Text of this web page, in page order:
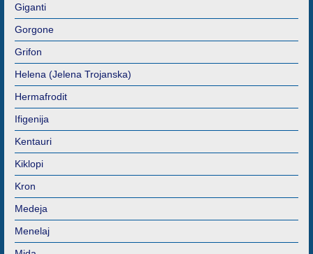
Giganti
Gorgone
Grifon
Helena (Jelena Trojanska)
Hermafrodit
Ifigenija
Kentauri
Kiklopi
Kron
Medeja
Menelaj